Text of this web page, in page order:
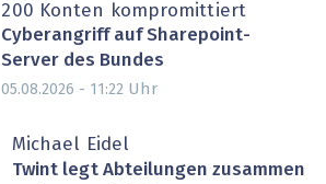
200 Konten kompromittiert
Cyberangriff auf Sharepoint-
Server des Bundes
05.08.2026 - 11:22 Uhr
Michael Eidel
Twint legt Abteilungen zusammen